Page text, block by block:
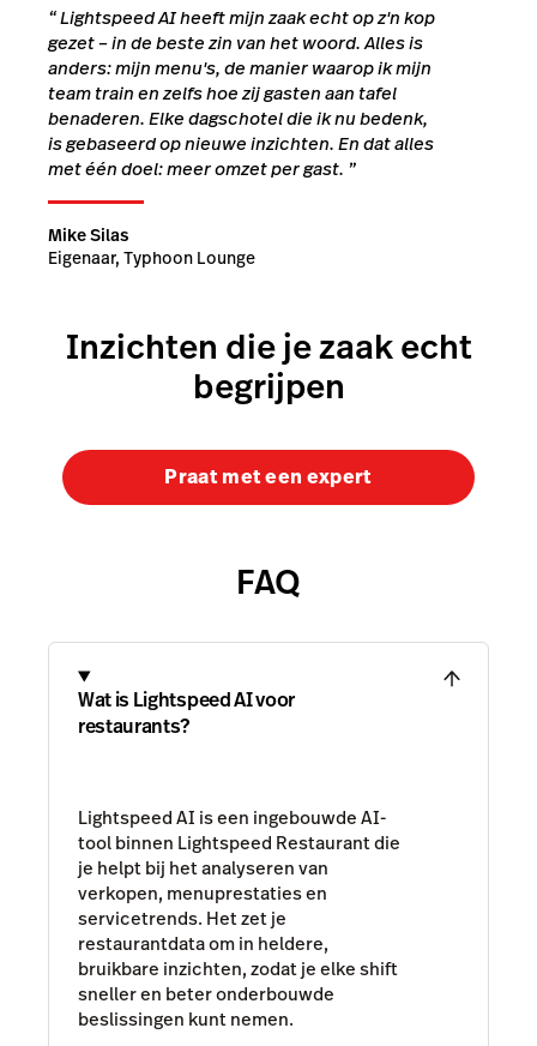
“Lightspeed AI heeft mijn zaak echt op z'n kop
gezet – in de beste zin van het woord. Alles is
anders: mijn menu's, de manier waarop ik mijn
team train en zelfs hoe zij gasten aan tafel
benaderen. Elke dagschotel die ik nu bedenk,
is gebaseerd op nieuwe inzichten. En dat alles
met één doel: meer omzet per gast. ”
Mike Silas
Eigenaar, Typhoon Lounge
Inzichten die je zaak echt
begrijpen
Praat met een expert
FAQ
Wat is Lightspeed AI voor
restaurants?
Lightspeed AI is een ingebouwde AI-
tool binnen Lightspeed Restaurant die
je helpt bij het analyseren van
verkopen, menuprestaties en
servicetrends. Het zet je
restaurantdata om in heldere,
bruikbare inzichten, zodat je elke shift
sneller en beter onderbouwde
beslissingen kunt nemen.